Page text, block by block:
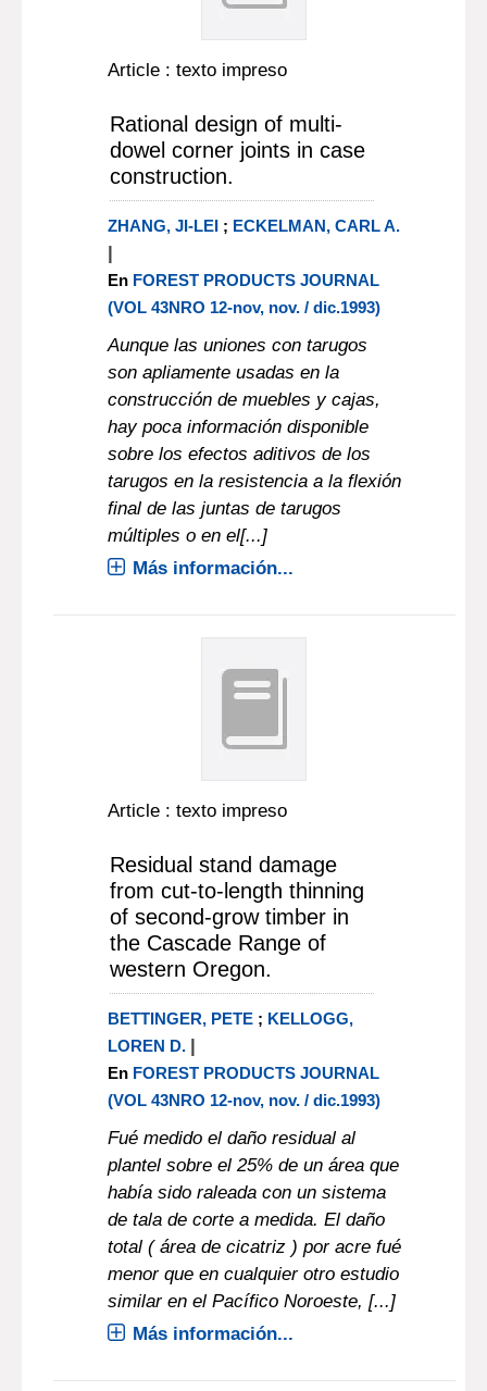
Article : texto impreso
Rational design of multi-
dowel corner joints in case
construction.
ZHANG, JI-LEI; ECKELMAN, CARL A.
|
En FOREST PRODUCTS JOURNAL
(VOL 43NRO 12-nov, nov. / dic.1993)
Aunque las uniones con tarugos
son apliamente usadas en la
construcción de muebles y cajas,
hay poca información disponible
sobre los efectos aditivos de los
tarugos en la resistencia a la flexión
final de las juntas de tarugos
múltiples o en el[...]
Más información...
Article : texto impreso
Residual stand damage
from cut-to-length thinning
of second-grow timber in
the Cascade Range of
western Oregon.
BETTINGER, PETE; KELLOGG,
LOREN D. |
En FOREST PRODUCTS JOURNAL
(VOL 43NRO 12-nov, nov. / dic.1993)
Fué medido el daño residual al
plantel sobre el 25% de un área que
había sido raleada con un sistema
de tala de corte a medida. El daño
total ( área de cicatriz ) por acre fué
menor que en cualquier otro estudio
similar en el Pacífico Noroeste, [...]
Más información...